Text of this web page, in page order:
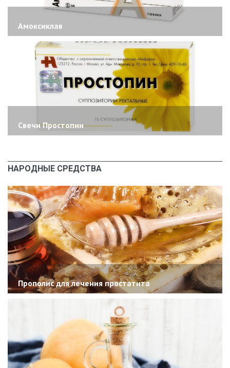
Амоксиклав
Свечи Простопин
НАРОДНЫЕ СРЕДСТВА
Прополис для лечения простатита